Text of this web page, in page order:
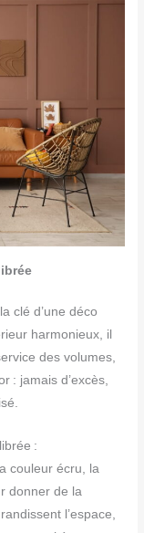
clé d’une déco
harmonieux, il
des volumes,
: jamais d’excès,
:
couleur écru, la
donner de la
l’espace,